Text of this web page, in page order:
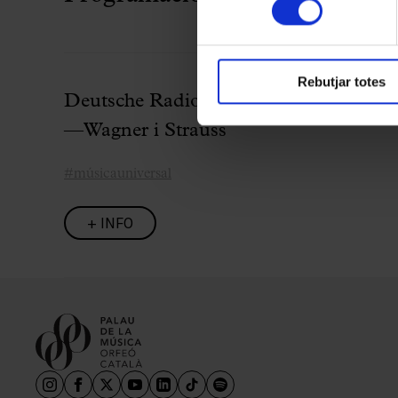
Rebutjar totes
Deutsche Radio Philharmonie & Pons
—Wagner i Strauss
+ INFO